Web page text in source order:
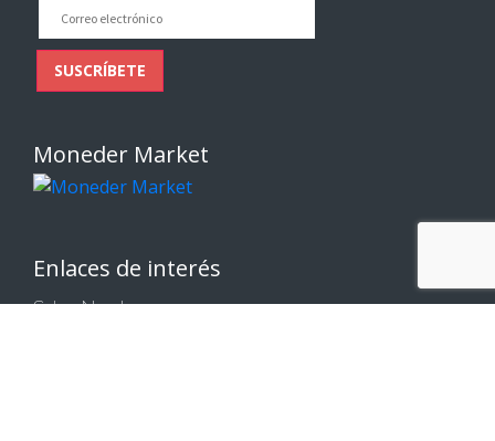
Correo
electrónico
SUSCRÍBETE
Moneder Market
Enlaces de interés
Sobre Nosotros